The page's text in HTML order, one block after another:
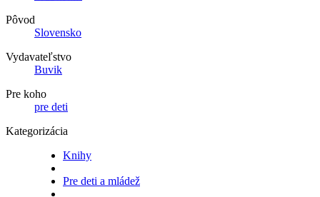
Pôvod
Slovensko
Vydavateľstvo
Buvik
Pre koho
pre deti
Kategorizácia
Knihy
Pre deti a mládež